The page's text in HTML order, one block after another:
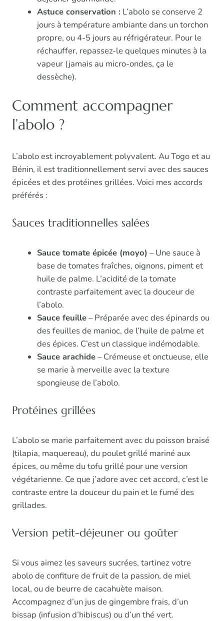
Astuce conservation :L’abolo se conserve 2
jours à température ambiante dans un torchon
propre, ou 4-5 jours au réfrigérateur. Pour le
réchauffer, repassez-le quelques minutes à la
vapeur (jamais au micro-ondes, ça le
dessèche).
Comment accompagner
l’abolo ?
L’abolo est incroyablement polyvalent. Au Togo et au
Bénin, il est traditionnellement servi avec des sauces
épicées et des protéines grillées. Voici mes accords
préférés :
Sauces traditionnelles salées
Sauce tomate épicée (moyo) – Une sauce à
base de tomates fraîches, oignons, piment et
huile de palme. L’acidité de la tomate
contraste parfaitement avec la douceur de
l’abolo.
Sauce feuille– Préparée avec des épinards ou
des feuilles de manioc, de l’huile de palme et
des épices. C’est un classique indémodable.
Sauce arachide– Crémeuse et onctueuse, elle
se marie à merveille avec la texture
spongieuse de l’abolo.
Protéines grillées
L’abolo se marie parfaitement avec du poisson braisé
(tilapia, maquereau), du poulet grillé mariné aux
épices, ou même du tofu grillé pour une version
végétarienne. Ce que j’adore avec cet accord, c’est le
contraste entre la douceur du pain et le fumé des
grillades.
Version petit-déjeuner ou goûter
Si vous aimez les saveurs sucrées, tartinez votre
abolo de confiture de fruit de la passion, de miel
local, ou de beurre de cacahuète maison.
Accompagnez d’un jus de gingembre frais, d’un
bissap (infusion d’hibiscus) ou d’un thé vert.